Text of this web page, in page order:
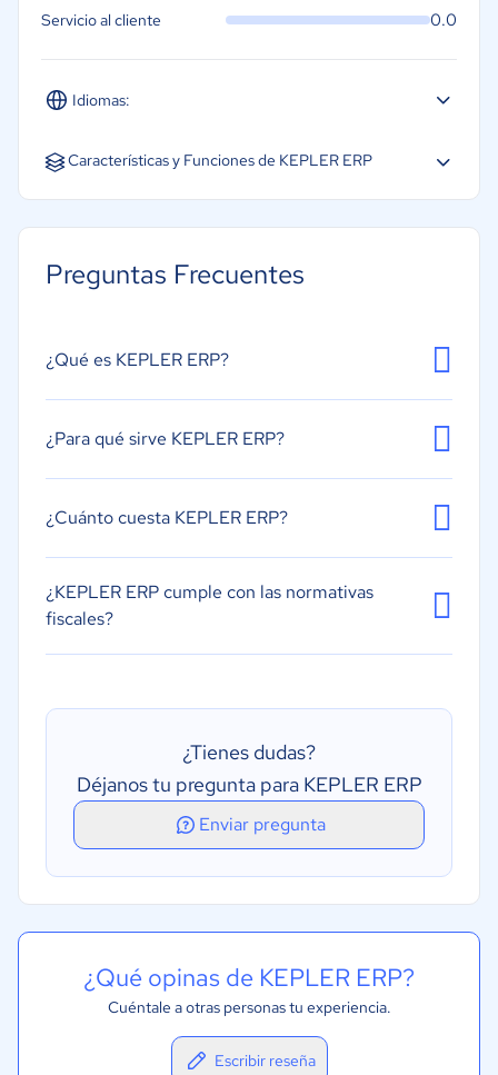
Idiomas:
Español Inglés
Servicio al cliente 0.0
Características y Funciones de KEPLER ERP
Gestión de órdenes de compra
Creación de informes/análisis
Gestión de la distribución
Preguntas Frecuentes
¿Qué es KEPLER ERP?
¿Para qué sirve KEPLER ERP?
¿Cuánto cuesta KEPLER ERP?
¿KEPLER ERP cumple con las normativas
fiscales?
¿Tienes dudas?
Déjanos tu pregunta para KEPLER ERP
Enviar pregunta
¿Qué opinas de KEPLER ERP?
Cuéntale a otras personas tu experiencia.
Escribir reseña